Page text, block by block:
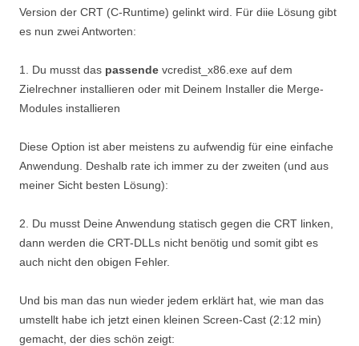
Version der CRT (C-Runtime) gelinkt wird. Für diie Lösung gibt
es nun zwei Antworten:
1. Du musst das passende vcredist_x86.exe auf dem
Zielrechner installieren oder mit Deinem Installer die Merge-
Modules installieren
Diese Option ist aber meistens zu aufwendig für eine einfache
Anwendung. Deshalb rate ich immer zu der zweiten (und aus
meiner Sicht besten Lösung):
2. Du musst Deine Anwendung statisch gegen die CRT linken,
dann werden die CRT-DLLs nicht benötig und somit gibt es
auch nicht den obigen Fehler.
Und bis man das nun wieder jedem erklärt hat, wie man das
umstellt habe ich jetzt einen kleinen Screen-Cast (2:12 min)
gemacht, der dies schön zeigt: